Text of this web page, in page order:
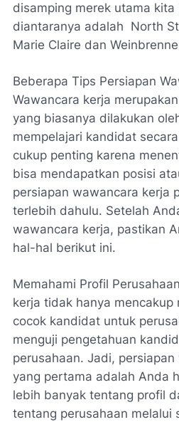
disamping merek utama
diantaranya adalah North
Marie Claire dan
Beberapa Tips Persiapan
Wawancara kerja
yang biasanya dilakukan
mempelajari kandidat
cukup penting karena
bisa mendapatkan posisi
persiapan wawancara kerja
terlebih dahulu. Setelah
wawancara kerja, pastikan
hal-hal berikut ini.
Memahami Profil
kerja tidak hanya mencakup
cocok kandidat untuk
menguji pengetahuan
perusahaan. Jadi,
yang pertama adalah Anda
lebih banyak tentang profil
tentang perusahaan melalui